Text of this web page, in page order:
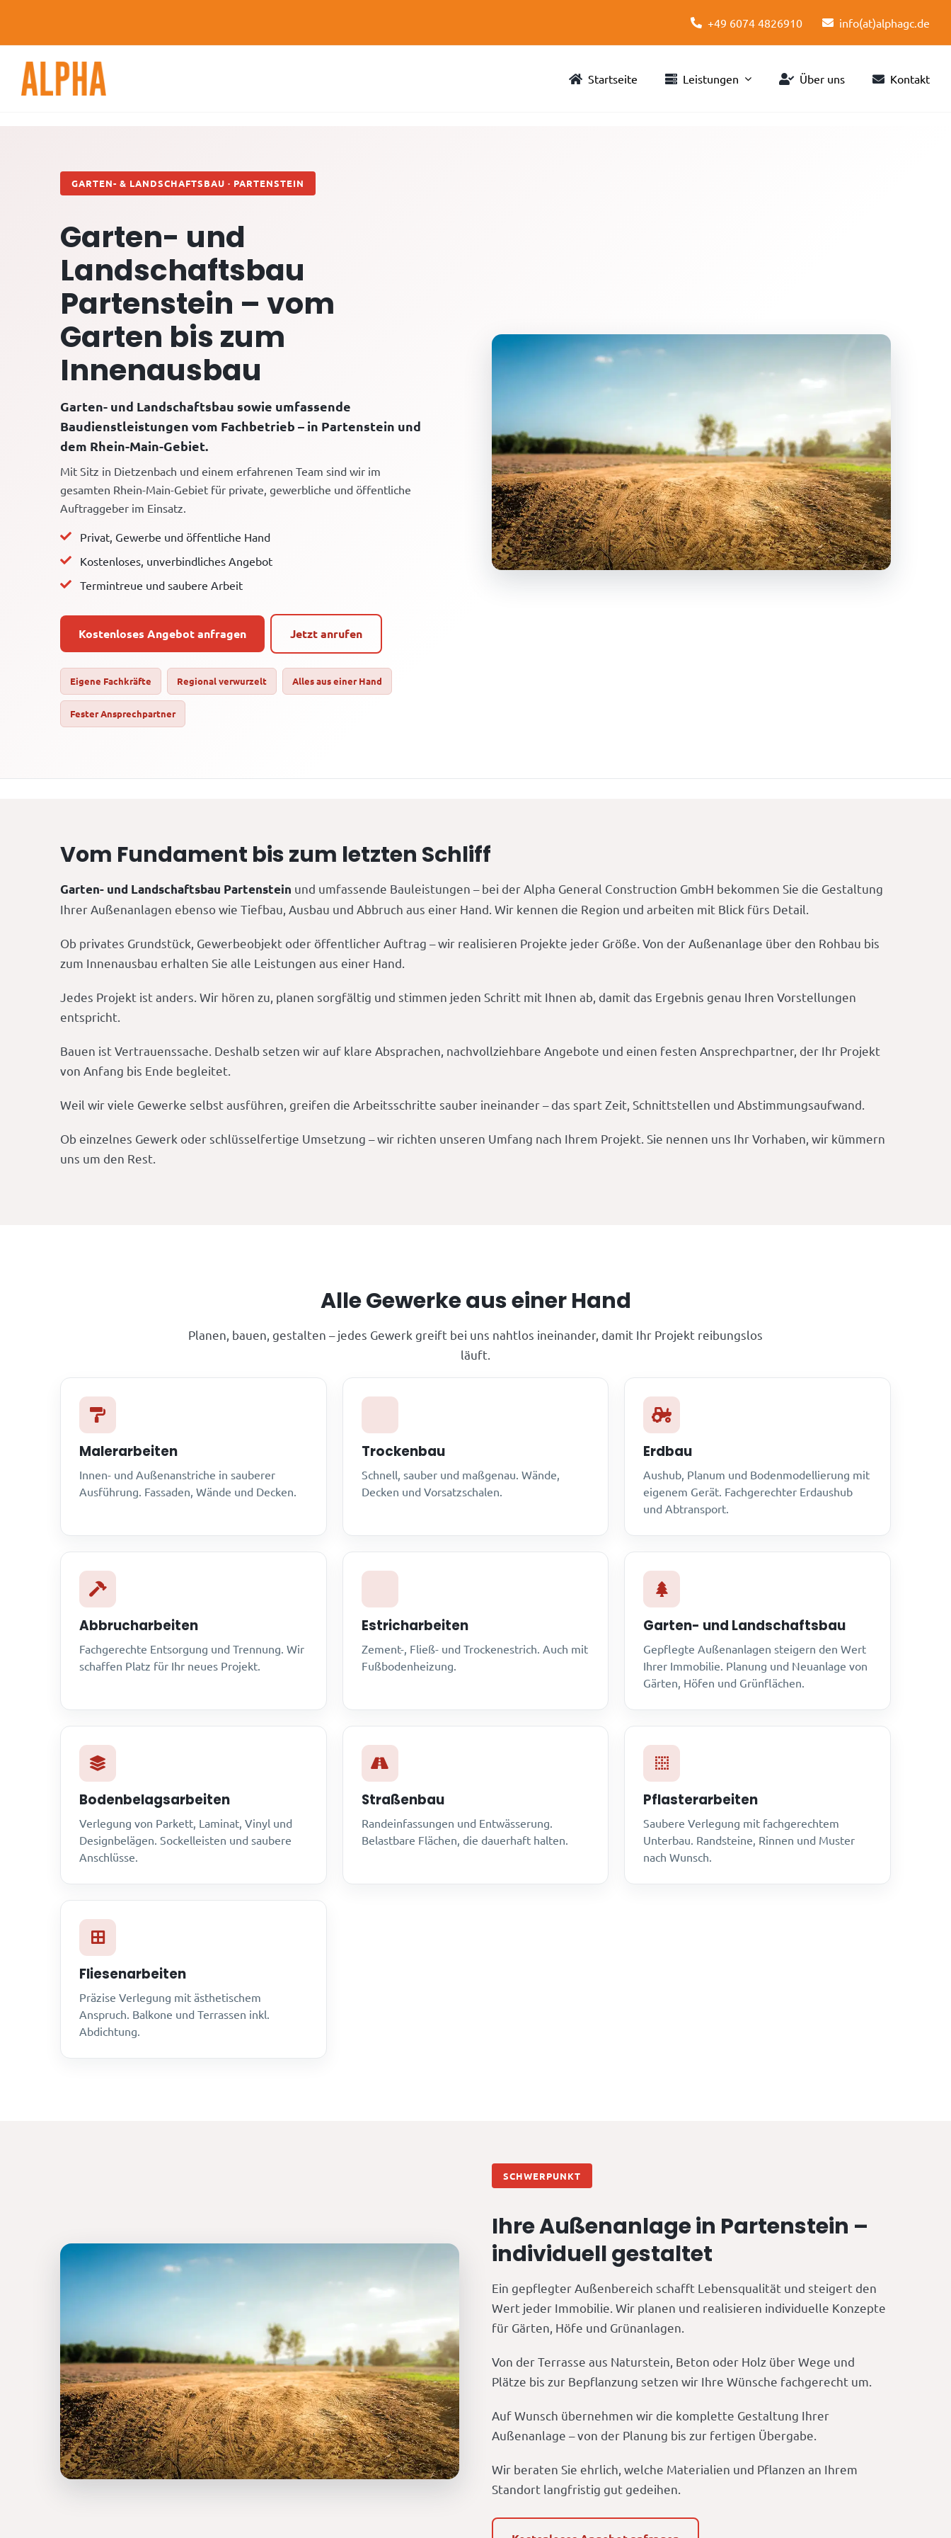
content
+49 6074 4826910 info(at)alphagc.de
Startseite Leistungen Über uns Kontakt
GARTEN- & LANDSCHAFTSBAU · PARTENSTEIN
Garten- und
Landschaftsbau
Partenstein – vom
Garten bis zum
Innenausbau
Garten- und Landschaftsbau sowie umfassende
Baudienstleistungen vom Fachbetrieb – in Partenstein und
dem Rhein-Main-Gebiet.
Mit Sitz in Dietzenbach und einem erfahrenen Team sind wir im
gesamten Rhein-Main-Gebiet für private, gewerbliche und öffentliche
Auftraggeber im Einsatz.
Privat, Gewerbe und öffentliche Hand
Kostenloses, unverbindliches Angebot
Termintreue und saubere Arbeit
Kostenloses Angebot anfragen Jetzt anrufen
Eigene Fachkräfte Regional verwurzelt Alles aus einer Hand
Fester Ansprechpartner
Vom Fundament bis zum letzten Schliff
Garten- und Landschaftsbau Partenstein und umfassende Bauleistungen – bei der Alpha General Construction GmbH bekommen Sie die Gestaltung
Ihrer Außenanlagen ebenso wie Tiefbau, Ausbau und Abbruch aus einer Hand. Wir kennen die Region und arbeiten mit Blick fürs Detail.
Ob privates Grundstück, Gewerbeobjekt oder öffentlicher Auftrag – wir realisieren Projekte jeder Größe. Von der Außenanlage über den Rohbau bis
zum Innenausbau erhalten Sie alle Leistungen aus einer Hand.
Jedes Projekt ist anders. Wir hören zu, planen sorgfältig und stimmen jeden Schritt mit Ihnen ab, damit das Ergebnis genau Ihren Vorstellungen
entspricht.
Bauen ist Vertrauenssache. Deshalb setzen wir auf klare Absprachen, nachvollziehbare Angebote und einen festen Ansprechpartner, der Ihr Projekt
von Anfang bis Ende begleitet.
Weil wir viele Gewerke selbst ausführen, greifen die Arbeitsschritte sauber ineinander – das spart Zeit, Schnittstellen und Abstimmungsaufwand.
Ob einzelnes Gewerk oder schlüsselfertige Umsetzung – wir richten unseren Umfang nach Ihrem Projekt. Sie nennen uns Ihr Vorhaben, wir kümmern
uns um den Rest.
Alle Gewerke aus einer Hand
Planen, bauen, gestalten – jedes Gewerk greift bei uns nahtlos ineinander, damit Ihr Projekt reibungslos
läuft.
Malerarbeiten
Innen- und Außenanstriche in sauberer
Ausführung. Fassaden, Wände und Decken.
Trockenbau
Schnell, sauber und maßgenau. Wände,
Decken und Vorsatzschalen.
Erdbau
Aushub, Planum und Bodenmodellierung mit
eigenem Gerät. Fachgerechter Erdaushub
und Abtransport.
Abbrucharbeiten
Fachgerechte Entsorgung und Trennung. Wir
schaffen Platz für Ihr neues Projekt.
Estricharbeiten
Zement-, Fließ- und Trockenestrich. Auch mit
Fußbodenheizung.
Garten- und Landschaftsbau
Gepflegte Außenanlagen steigern den Wert
Ihrer Immobilie. Planung und Neuanlage von
Gärten, Höfen und Grünflächen.
Bodenbelagsarbeiten
Verlegung von Parkett, Laminat, Vinyl und
Designbelägen. Sockelleisten und saubere
Anschlüsse.
Straßenbau
Randeinfassungen und Entwässerung.
Belastbare Flächen, die dauerhaft halten.
Pflasterarbeiten
Saubere Verlegung mit fachgerechtem
Unterbau. Randsteine, Rinnen und Muster
nach Wunsch.
Fliesenarbeiten
Präzise Verlegung mit ästhetischem
Anspruch. Balkone und Terrassen inkl.
Abdichtung.
SCHWERPUNKT
Ihre Außenanlage in Partenstein –
individuell gestaltet
Ein gepflegter Außenbereich schafft Lebensqualität und steigert den
Wert jeder Immobilie. Wir planen und realisieren individuelle Konzepte
für Gärten, Höfe und Grünanlagen.
Von der Terrasse aus Naturstein, Beton oder Holz über Wege und
Plätze bis zur Bepflanzung setzen wir Ihre Wünsche fachgerecht um.
Auf Wunsch übernehmen wir die komplette Gestaltung Ihrer
Außenanlage – von der Planung bis zur fertigen Übergabe.
Wir beraten Sie ehrlich, welche Materialien und Pflanzen an Ihrem
Standort langfristig gut gedeihen.